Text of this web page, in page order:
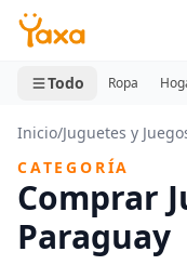
MINI CARRITO
0 productos
Todo Ropa
Inicio/Juguetes y
CATEGORÍA
Comprar
Paraguay